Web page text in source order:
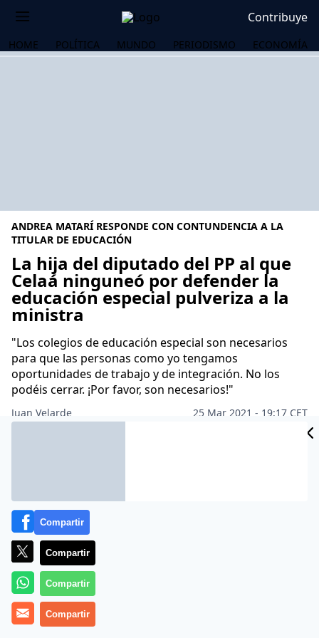
Contribuye
HOME POLÍTICA MUNDO PERIODISMO ECONOMÍA
ANDREA MATARÍ RESPONDE CON CONTUNDENCIA A LA
TITULAR DE EDUCACIÓN
La hija del diputado del PP al que
Celaá ninguneó por defender la
educación especial pulveriza a la
ministra
"Los colegios de educación especial son necesarios
para que las personas como yo tengamos
oportunidades de trabajo y de integración. No los
podéis cerrar. ¡Por favor, son necesarios!"
Juan Velarde
25 Mar 2021 - 19:17 CET
Compartir
Compartir
Compartir
Compartir